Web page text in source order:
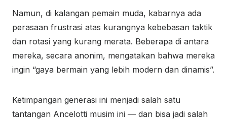
Namun, di kalangan pemain muda, kabarnya ada
perasaan frustrasi atas kurangnya kebebasan taktik
dan rotasi yang kurang merata. Beberapa di antara
mereka, secara anonim, mengatakan bahwa mereka
ingin “gaya bermain yang lebih modern dan dinamis”.
Ketimpangan generasi ini menjadi salah satu
tantangan Ancelotti musim ini — dan bisa jadi salah